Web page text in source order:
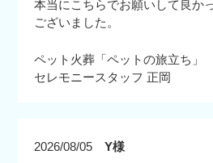
本当にこちらでお願いして良か
ございました。
ペット火葬「ペットの旅立ち」
セレモニースタッフ 正岡
2026/08/05 Y様